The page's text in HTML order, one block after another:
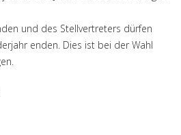
und des Stellvertreters dürfen
enden. Dies ist bei der Wahl